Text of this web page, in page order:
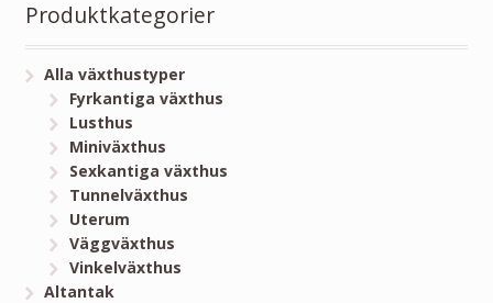
Produktkategorier
Alla växthustyper
Fyrkantiga växthus
Lusthus
Miniväxthus
Sexkantiga växthus
Tunnelväxthus
Uterum
Väggväxthus
Vinkelväxthus
Altantak